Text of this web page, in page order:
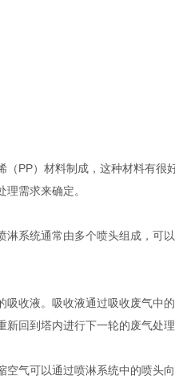
PP）材料制成，这种材料有很
需求来确定。
系统通常由多个喷头组成，可
收液。吸收液通过吸收废气中
回到塔内进行下一轮的废气处理
气可以通过喷淋系统中的喷头